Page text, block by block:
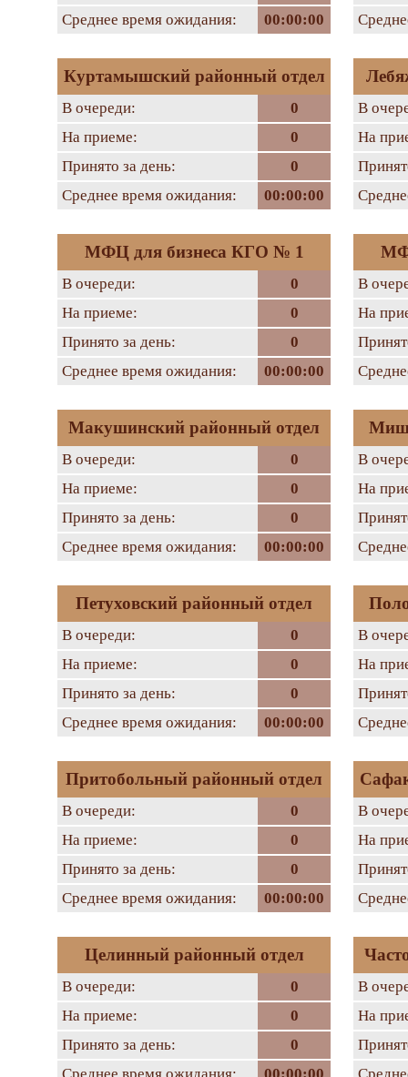
Среднее время ожидания:
00:00:00
Куртамышский районный отдел
В очереди:
0
На приеме:
0
Принято за день:
0
Среднее время ожидания:
00:00:00
В
На
МФЦ для бизнеса КГО № 1
В очереди:
0
На приеме:
0
Принято за день:
0
Среднее время ожидания:
00:00:00
В
На
Макушинский районный отдел
В очереди:
0
На приеме:
0
Принято за день:
0
Среднее время ожидания:
00:00:00
В
На
Петуховский районный отдел
В очереди:
0
На приеме:
0
Принято за день:
0
Среднее время ожидания:
00:00:00
В
На
Притобольный районный отдел
В очереди:
0
На приеме:
0
Принято за день:
0
Среднее время ожидания:
00:00:00
В
На
Целинный районный отдел
В очереди:
0
На приеме:
0
Принято за день:
0
В
На